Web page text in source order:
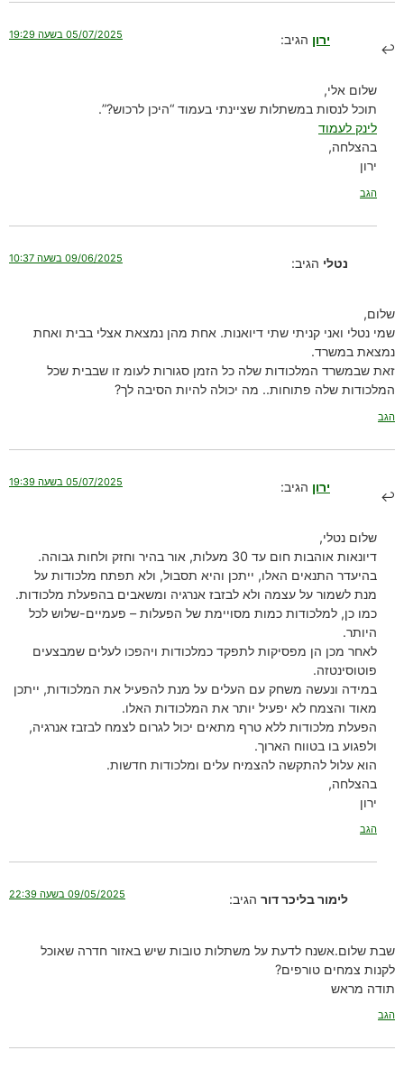
ירון הגיב: 05/07/2025 בשעה 19:29
שלום אלי,
תוכל לנסות במשתלות שציינתי בעמוד “היכן לרכוש?”.
לינק לעמוד
בהצלחה,
ירון
הגב
נטלי הגיב: 09/06/2025 בשעה 10:37
שלום,
שמי נטלי ואני קניתי שתי דיואנות. אחת מהן נמצאת אצלי בבית ואחת
נמצאת במשרד.
זאת שבמשרד המלכודות שלה כל הזמן סגורות לעומ זו שבבית שכל
המלכודות שלה פתוחות.. מה יכולה להיות הסיבה לך?
הגב
ירון הגיב: 05/07/2025 בשעה 19:39
שלום נטלי,
דיונאות אוהבות חום עד 30 מעלות, אור בהיר וחזק ולחות גבוהה.
בהיעדר התנאים האלו, ייתכן והיא תסבול, ולא תפתח מלכודות על
מנת לשמור על עצמה ולא לבזבז אנרגיה ומשאבים בהפעלת מלכודות.
כמו כן, למלכודות כמות מסויימת של הפעלות – פעמיים-שלוש לכל
היותר.
לאחר מכן הן מפסיקות לתפקד כמלכודות ויהפכו לעלים שמבצעים
פוטוסינטזה.
במידה ונעשה משחק עם העלים על מנת להפעיל את המלכודות, ייתכן
מאוד והצמח לא יפעיל יותר את המלכודות האלו.
הפעלת מלכודות ללא טרף מתאים יכול לגרום לצמח לבזבז אנרגיה,
ולפגוע בו בטווח הארוך.
הוא עלול להתקשה להצמיח עלים ומלכודות חדשות.
בהצלחה,
ירון
הגב
לימור בליכר דור הגיב: 09/05/2025 בשעה 22:39
שבת שלום.אשנח לדעת על משתלות טובות שיש באזור חדרה שאוכל
לקנות צמחים טורפים?
תודה מראש
הגב